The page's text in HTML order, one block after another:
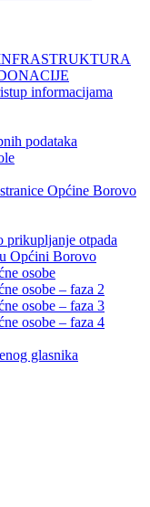
informacijama
podataka
Općine Borovo
prikupljanje otpada
Općini Borovo
osobe
osobe – faza 2
osobe – faza 3
osobe – faza 4
glasnika